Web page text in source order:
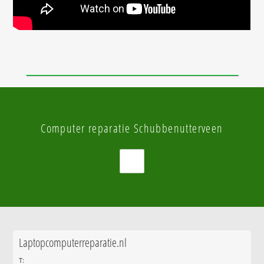
Computer reparatie Schubbenutterveen
Laptopcomputerreparatie.nl
T: